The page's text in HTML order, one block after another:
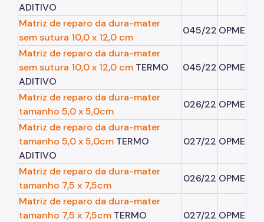
Tecnologia da Informação e Comunicação
Vigilância em Saúde
ADITIVO
Matriz de reparo da dura-mater
sem sutura 10,0 x 12,0 cm
045/22 OPME
Matriz de reparo da dura-mater
sem sutura 10,0 x 12,0 cm TERMO
ADITIVO
045/22 OPME
Matriz de reparo da dura-mater
tamanho 5,0 x 5,0cm
026/22 OPME
Matriz de reparo da dura-mater
tamanho 5,0 x 5,0cm TERMO
ADITIVO
027/22 OPME
Matriz de reparo da dura-mater
tamanho 7,5 x 7,5cm
026/22 OPME
Matriz de reparo da dura-mater
tamanho 7,5 x 7,5cm TERMO
027/22 OPME